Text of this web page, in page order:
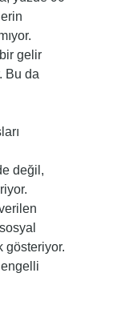
gelir
Bu da
değil,
gösteriyor.
engelli